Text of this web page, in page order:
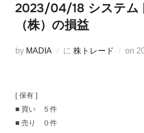
2023/04/18 システム
（株）の損益
by MADIA に 株トレード on 投
[ 保有 ]
■ 買い ５件
■ 売り ０件